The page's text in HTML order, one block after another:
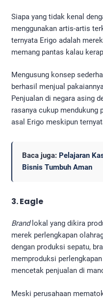
Siapa yang tidak kenal
menggunakan artis-artis
ternyata Erigo adalah
memang pantas kalau
Mengusung konsep
berhasil menjual
Penjualan di negara asing
rasanya cukup mendukung
asal Erigo meskipun
Baca juga: Pelajaran
Bisnis Tumbuh Aman
3. Eagle
Brand lokal yang dikira
merek perlengkapan
dengan produksi sepatu,
memproduksi
mencetak penjualan di
Meski perusahaan